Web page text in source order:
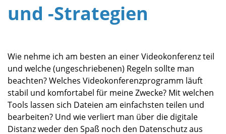
und -Strategien
Wie neh­me ich am bes­ten an einer Video­kon­fe­renz teil
und wel­che (unge­schrie­be­nen) Regeln soll­te man
beach­ten? Wel­ches Video­kon­fe­renz­pro­gramm läuft
sta­bil und kom­for­ta­bel für mei­ne Zwe­cke? Mit wel­chen
Tools las­sen sich Datei­en am ein­fachs­ten tei­len und
bear­bei­ten? Und wie ver­liert man über die digi­ta­le
Distanz weder den Spaß noch den Daten­schutz aus